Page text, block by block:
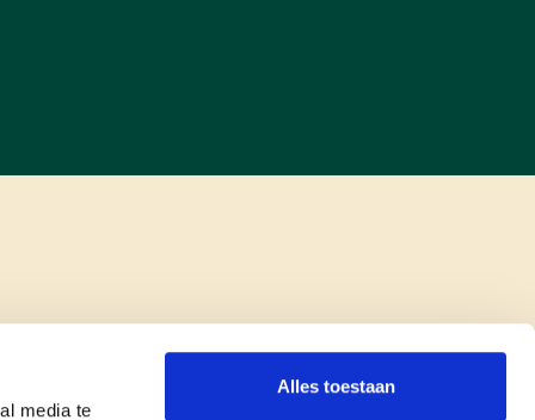
media te
Alles toestaan